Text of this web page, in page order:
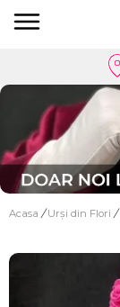
Acasa / Urși din Flori /